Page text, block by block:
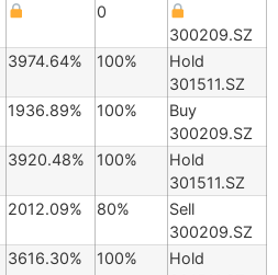
0
300209.SZ
3974.64% 100%
Hold
301511.SZ
1936.89% 100%
Buy
300209.SZ
3920.48% 100%
Hold
301511.SZ
2012.09% 80%
Sell
300209.SZ
3616.30% 100%
Hold